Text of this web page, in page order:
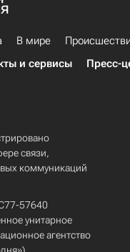
В мире
и сервисы Пресс-
связи,
коммуникаций
57640
унитарное
агентство